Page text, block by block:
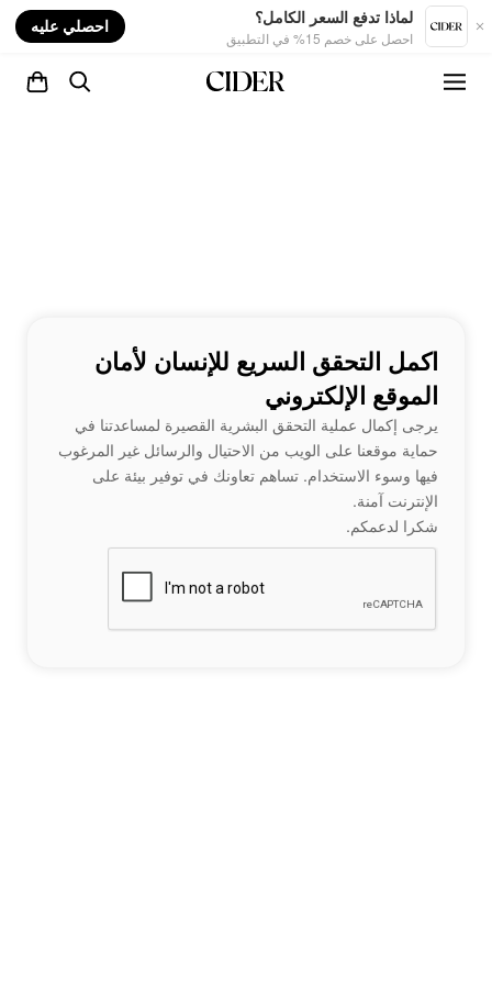
لماذا تدفع السعر الكامل؟
احصل على خصم 15% في التطبيق
احصلي عليه
اكمل التحقق السريع للإنسان لأمان
الموقع الإلكتروني
يرجى إكمال عملية التحقق البشرية القصيرة لمساعدتنا في
حماية موقعنا على الويب من الاحتيال والرسائل غير المرغوب
فيها وسوء الاستخدام. تساهم تعاونك في توفير بيئة على
الإنترنت آمنة.
شكرا لدعمكم.